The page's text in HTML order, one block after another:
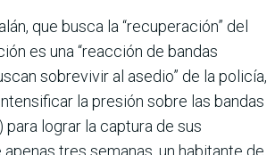
que busca la “recuperación” del
es una “reacción de bandas
sobrevivir al asedio” de la policía,
la presión sobre las bandas
para lograr la captura de sus
tres semanas, un habitante de